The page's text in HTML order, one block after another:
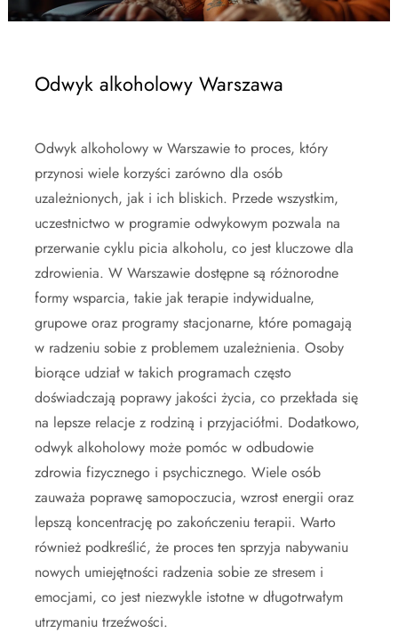
Odwyk alkoholowy Warszawa
Odwyk alkoholowy w Warszawie to proces, który
przynosi wiele korzyści zarówno dla osób
uzależnionych, jak i ich bliskich. Przede wszystkim,
uczestnictwo w programie odwykowym pozwala na
przerwanie cyklu picia alkoholu, co jest kluczowe dla
zdrowienia. W Warszawie dostępne są różnorodne
formy wsparcia, takie jak terapie indywidualne,
grupowe oraz programy stacjonarne, które pomagają
w radzeniu sobie z problemem uzależnienia. Osoby
biorące udział w takich programach często
doświadczają poprawy jakości życia, co przekłada się
na lepsze relacje z rodziną i przyjaciółmi. Dodatkowo,
odwyk alkoholowy może pomóc w odbudowie
zdrowia fizycznego i psychicznego. Wiele osób
zauważa poprawę samopoczucia, wzrost energii oraz
lepszą koncentrację po zakończeniu terapii. Warto
również podkreślić, że proces ten sprzyja nabywaniu
nowych umiejętności radzenia sobie ze stresem i
emocjami, co jest niezwykle istotne w długotrwałym
utrzymaniu trzeźwości.